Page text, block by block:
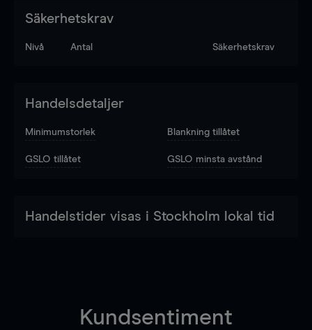
Säkerhetskrav
Nivå Antal Säkerhetskrav
Handelsdetaljer
Minimumstorlek Blankning tillåtet
GSLO tillåtet GSLO minsta avstånd
Handelstider visas i Stockholm lokal tid
Kundsentiment